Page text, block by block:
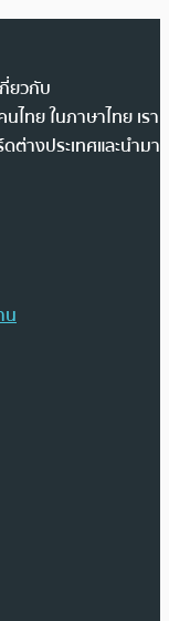
ยวกับ
ไทย ในภาษาไทย เรา
ต่างประเทศและนำมา
น